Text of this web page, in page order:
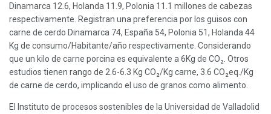
Dinamarca 12.6, Holanda 11.9, Polonia 11.1 millones de cabezas
respectivamente. Registran una preferencia por los guisos con
carne de cerdo Dinamarca 74, España 54, Polonia 51, Holanda 44
Kg de consumo/Habitante/año respectivamente. Considerando
que un kilo de carne porcina es equivalente a 6Kg de CO₂. Otros
estudios tienen rango de 2.6-6.3 Kg CO₂/Kg carne, 3.6 CO₂eq./Kg
de carne de cerdo, implicando el uso de granos como alimento.
El Instituto de procesos sostenibles de la Universidad de Valladolid